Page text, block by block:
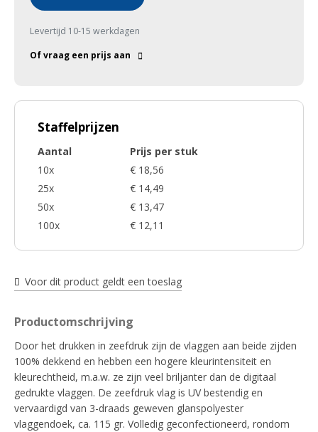
Levertijd 10-15 werkdagen
Of vraag een prijs aan
Staffelprijzen
Aantal
Prijs per stuk
10x
€ 18,56
25x
€ 14,49
50x
€ 13,47
100x
€ 12,11
Voor dit product geldt een toeslag
Productomschrijving
Door het drukken in zeefdruk zijn de vlaggen aan beide zijden
100% dekkend en hebben een hogere kleurintensiteit en
kleurechtheid, m.a.w. ze zijn veel briljanter dan de digitaal
gedrukte vlaggen. De zeefdruk vlag is UV bestendig en
vervaardigd van 3-draads geweven glanspolyester
vlaggendoek, ca. 115 gr. Volledig geconfectioneerd, rondom